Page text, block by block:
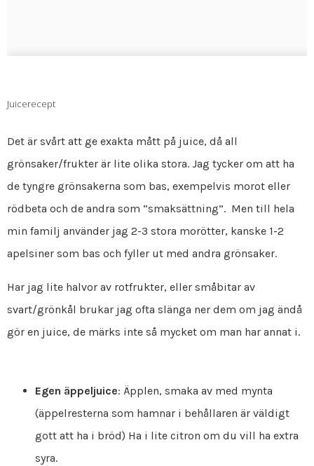
Juicerecept
Det är svårt att ge exakta mått på juice, då all
grönsaker/frukter är lite olika stora. Jag tycker om att ha
de tyngre grönsakerna som bas, exempelvis morot eller
rödbeta och de andra som “smaksättning”. Men till hela
min familj använder jag 2-3 stora morötter, kanske 1-2
apelsiner som bas och fyller ut med andra grönsaker.
Har jag lite halvor av rotfrukter, eller småbitar av
svart/grönkål brukar jag ofta slänga ner dem om jag ändå
gör en juice, de märks inte så mycket om man har annat i.
Egen äppeljuice: Äpplen, smaka av med mynta
(äppelresterna som hamnar i behållaren är väldigt
gott att ha i bröd) Ha i lite citron om du vill ha extra
syra.